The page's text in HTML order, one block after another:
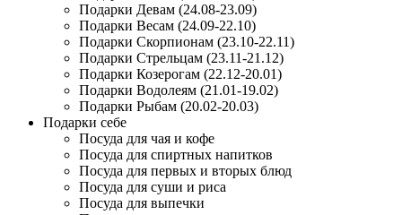
Подарки Девам (24.08-23.09)
Подарки Весам (24.09-22.10)
Подарки Скорпионам (23.10-22.11)
Подарки Стрельцам (23.11-21.12)
Подарки Козерогам (22.12-20.01)
Подарки Водолеям (21.01-19.02)
Подарки Рыбам (20.02-20.03)
Подарки себе
Посуда для чая и кофе
Посуда для спиртных напитков
Посуда для первых и вторых блюд
Посуда для суши и риса
Посуда для выпечки